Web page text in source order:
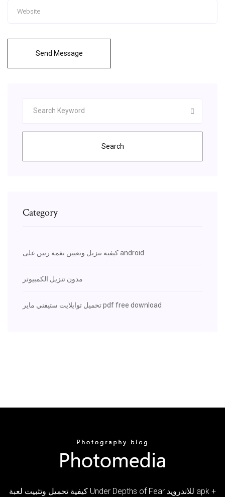
Send Message
Search
Category
كيفية تنزيل وتعيين نغمة رنين على android
مدون تنزيل الكمبيوتر
تحميل توايلايت ستيفني ماير pdf free download
كيفية تحميل وتثبيت لعبة Under Depths of Fear للاندرويد apk +